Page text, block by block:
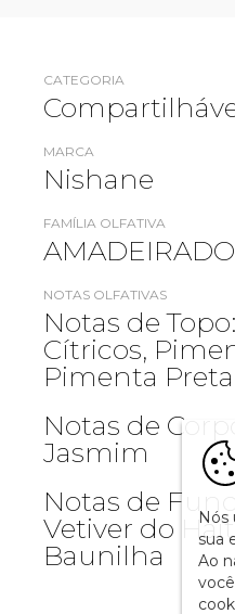
CATEGORIA
MARCA
Nishane
FAMÍLIA OLFATIVA
AMADEIRADO
NOTAS OLFATIVAS
Notas de
Cítricos,
Pimenta Preta
Notas de
Jasmim
Notas de
Vetiver do
Baunilha
Nós
sua
Ao